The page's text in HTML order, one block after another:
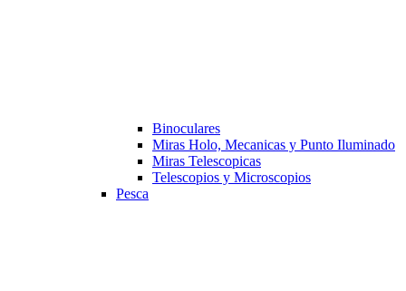
Binoculares
Miras Holo, Mecanicas y Punto Iluminado
Miras Telescopicas
Telescopios y Microscopios
Pesca